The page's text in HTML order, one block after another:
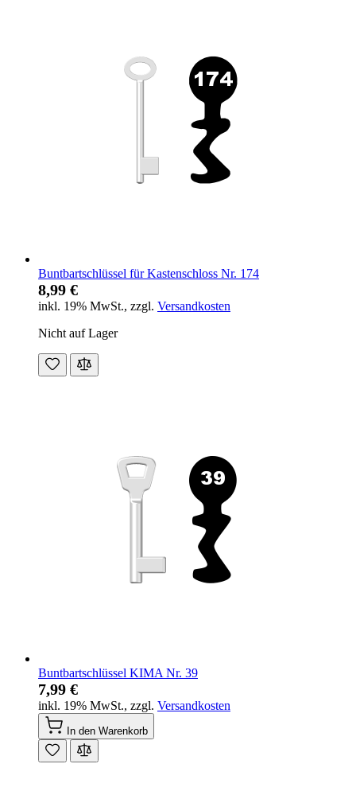
Buntbartschlüssel für Kastenschloss Nr. 174
8,99 €
inkl. 19% MwSt., zzgl. Versandkosten
Nicht auf Lager
Buntbartschlüssel KIMA Nr. 39
7,99 €
inkl. 19% MwSt., zzgl. Versandkosten
In den Warenkorb